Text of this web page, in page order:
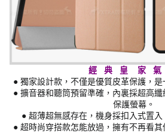
經 典 皇 家 氣
● 獨家設計款，不僅是優質皮革保護，是
● 擴音器和聽筒預留準確，內裏採超高
保護螢幕。
● 超薄超無感存在，機身採扣入式置
● 超時尚穿搭款怎能放過，擁有不再看